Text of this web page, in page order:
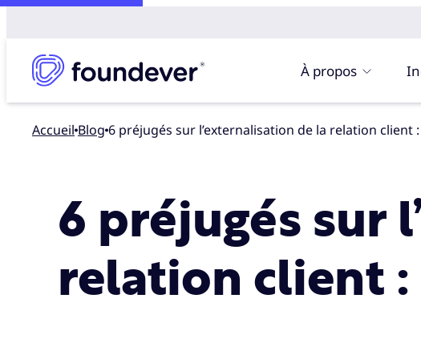
À propos
Accueil blog 6 préjugés sur l’externalisation de la relation
6 préjugés sur
relation client